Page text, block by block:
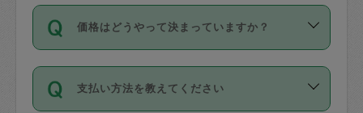
依頼1回につき3時間固定です。3時間を
超えて依頼したい場合は、延長機能をご
利用ください。機能をご利用いただくに
の上事前申請することが必要です。な
価格はどうやって決まっていますか？
11種類の価格帯の中からタスカジさん自
身が価格を選んで設定しています。
支払い方法を教えてください